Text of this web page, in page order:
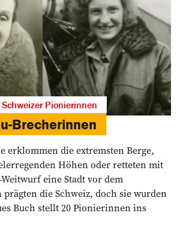
Pionierinnen
Brecherinnen
erklommen die extremsten Berge,
Höhen oder retteten mit
eine Stadt vor dem
die Schweiz, doch sie wurden
Buch stellt 20 Pionierinnen ins